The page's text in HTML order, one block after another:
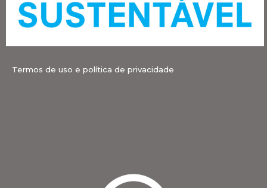
Termos de uso e política de privacidade